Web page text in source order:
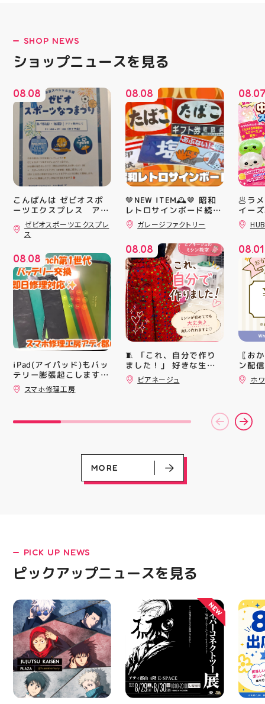
LATEST!
ピックアップニュース
SHOP NEWS
ショップニュースを見る
08.08
こんばんは ゼビオスポ
ーツエクスプレス アテ
ィ郡山です ・ 本日は
「ゼビオスポーツなつま
つり」開催のお知らせで
16(日)の２日間 ★アテ
ィ館内にて ☆11:00〜
17:00(予定)でイベント
を行います！ ・ アティ
入り口横にて冷たいゼリ
ーや瓶ジュース、熱中症
対策グッズの販売🧊 ま
た、5F店舗の当日のレシ
ート(税込2000円以上お
買い上げ)１枚＋スポー
ツポイントアプリ(本登
録)画面ご提示していた
だくと１回くじ引きに参
加することができます️
ぜひご参加ください️ ・
ゼビオスポーツエクスプレ
ス
08.08
iPad(アイパッド)もバッ
テリー膨張起こします🔋
💥スマホ修理工房アティ
郡山店ならデータそのま
スマホ修理工房
08.08
🤎NEW ITEM🕰️🤎 昭和
レトロサインボード続々
入荷中！ シャレオツで
ナウイ すべてA4サイズ
取り入れやすいですよ！
#昭和レトロ #アティ郡
山 #福島県 #郡山駅前 #
郡山市
ガレージファクトリー
08.08
🧵 「これ、自分で作り
ました！」 好きな生地
を選んで、ミシンで少し
ずつ形にしていく時間
ミシン教室では、 「ミ
シンを使ってみたいけ
ど、作り方が分からな
い」 そんな初心者さん
も大歓迎です お洋服・
バッグ・小物など、 あ
という方もお気軽に 作
りたいものについてもご
ジュ 気になる方はDMま
たは店頭でお気軽にお問
い合わせください 写真
を横にスワイプして、完
成までの様子も見てね #
ピアネージュ #ミシン教
室 #ソーイング教室 #ミ
シン初心者 #ハンドメイ
ド 手作り 洋裁 ソーイン
グ 郡山市 郡山 福島県
手作りのある暮らし
ピアネージュ
08.
🥟ラ
イー
沸騰
んス
が と
にゅ
みつ
い…
に入
らの
中華
中華
レン
シル
08.01
〖お
ン配
ッパ
￥
ース
験後
ホ
MORE
PICK UP NEWS
ピックアップニュースを見る
NEW